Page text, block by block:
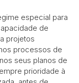
especial para
de
projetos
processos de
seus planos de
prioridade à